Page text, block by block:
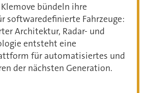
bündeln ihre
softwaredefinierte Fahrzeuge:
Architektur, Radar- und
entsteht eine
für automatisiertes und
der nächsten Generation.